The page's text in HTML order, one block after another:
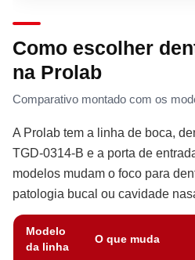
Como escolher
na Prolab
Comparativo montado com os
A Prolab tem a linha de boca,
TGD-0314-B e a porta de
modelos mudam o foco para
patologia bucal ou cavidade
Modelo
da linha
O que muda